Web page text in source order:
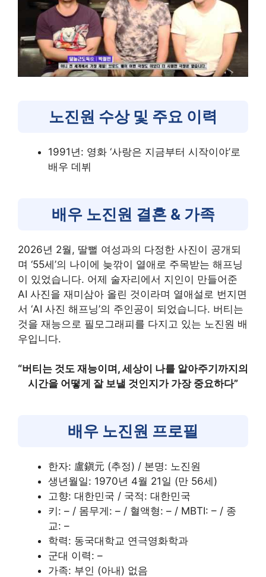
노진원 수상 및 주요 이력
1991년: 영화 ‘사랑은 지금부터 시작이야’로
배우 데뷔
배우 노진원 결혼 & 가족
2026년 2월, 딸뻘 여성과의 다정한 사진이 공개되
며 ‘55세’의 나이에 늦깎이 열애로 주목받는 해프닝
이 있었습니다. 어제 술자리에서 지인이 만들어준
AI 사진을 재미삼아 올린 것이라며 열애설로 번지면
서 ‘AI 사진 해프닝’의 주인공이 되었습니다. 버티는
것을 재능으로 필모그래피를 다지고 있는 노진원 배
우입니다.
“버티는 것도 재능이며, 세상이 나를 알아주기까지의
시간을 어떻게 잘 보낼 것인지가 가장 중요하다”
배우 노진원 프로필
한자: 盧鎭元 (추정) / 본명: 노진원
생년월일: 1970년 4월 21일 (만 56세)
고향: 대한민국 / 국적: 대한민국
키: – / 몸무게: – / 혈액형: – / MBTI: – / 종
교: –
학력: 동국대학교 연극영화학과
군대 이력: –
가족: 부인 (아내) 없음